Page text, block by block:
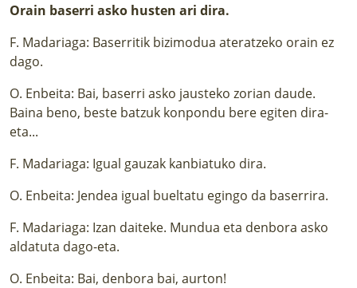
Orain baserri asko husten ari dira.
F. Madariaga: Baserritik bizimodua ateratzeko orain ez
dago.
O. Enbeita: Bai, baserri asko jausteko zorian daude.
Baina beno, beste batzuk konpondu bere egiten dira-
eta...
F. Madariaga: Igual gauzak kanbiatuko dira.
O. Enbeita: Jendea igual bueltatu egingo da baserrira.
F. Madariaga: Izan daiteke. Mundua eta denbora asko
aldatuta dago-eta.
O. Enbeita: Bai, denbora bai, aurton!